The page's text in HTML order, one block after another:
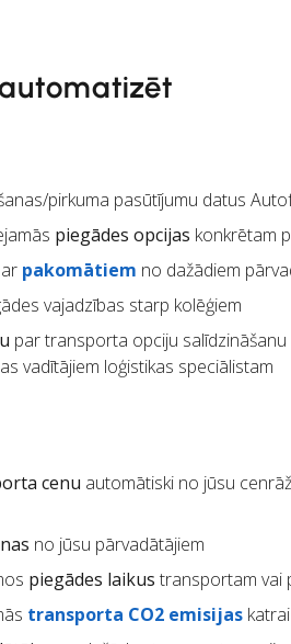
pirkuma pasūtījumu datus
piegādes opcijas konkrētam
pakomātiem no dažādiem
vajadzības starp kolēģiem
par transporta opciju salīdzināšanu
vadītājiem loģistikas speciālistam
cenu automātiski no jūsu
no jūsu pārvadātājiem
piegādes laikus transportam vai
transporta CO2 emisijas